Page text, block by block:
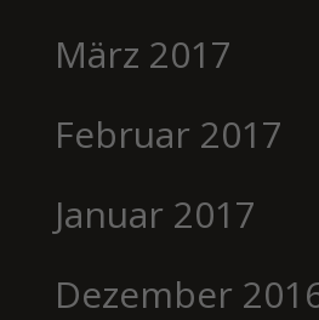
März 2017
Februar 2017
Januar 2017
Dezember